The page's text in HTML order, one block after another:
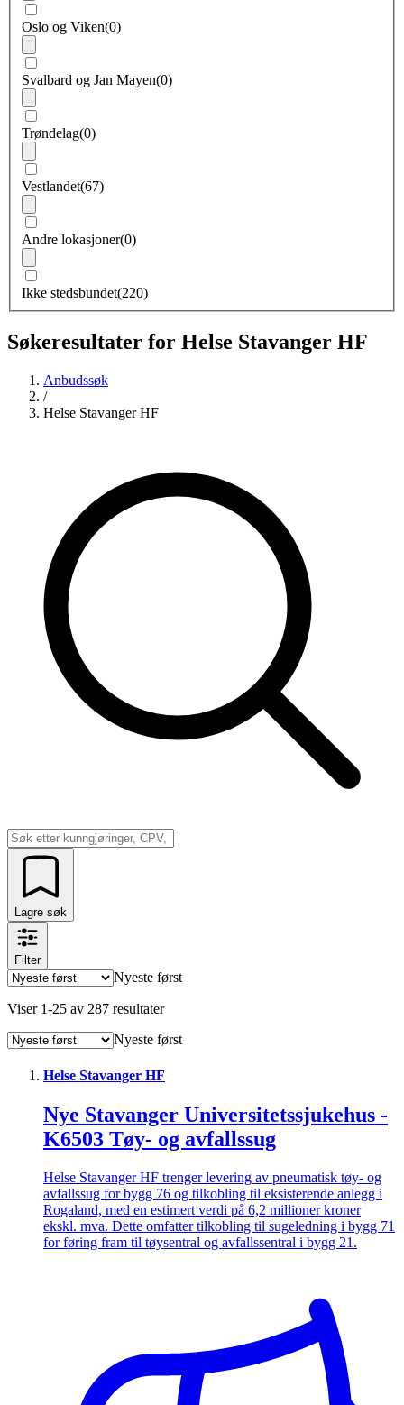
Oslo og Viken(0)
Svalbard og Jan Mayen(0)
Trøndelag(0)
Vestlandet(67)
Andre lokasjoner(0)
Ikke stedsbundet(220)
Søkeresultater for Helse Stavanger HF
Anbudssøk
/
Helse Stavanger HF
Lagre søk
Filter
Nyeste først
Viser 1-25 av 287 resultater
Nyeste først
Helse Stavanger HF
Nye Stavanger Universitetssjukehus -
K6503 Tøy- og avfallssug
Helse Stavanger HF trenger levering av pneumatisk tøy- og
avfallssug for bygg 76 og tilkobling til eksisterende anlegg i
Rogaland, med en estimert verdi på 6,2 millioner kroner
ekskl. mva. Dette omfatter tilkobling til sugeledning i bygg 71
for føring fram til tøysentral og avfallssentral i bygg 21.